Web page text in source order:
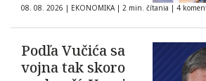
08. 08. 2026 | EKONOMIKA | 2 min. čítania | 4
Podľa Vučića sa
vojna tak skoro